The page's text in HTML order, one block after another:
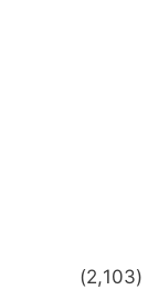
(2,103)